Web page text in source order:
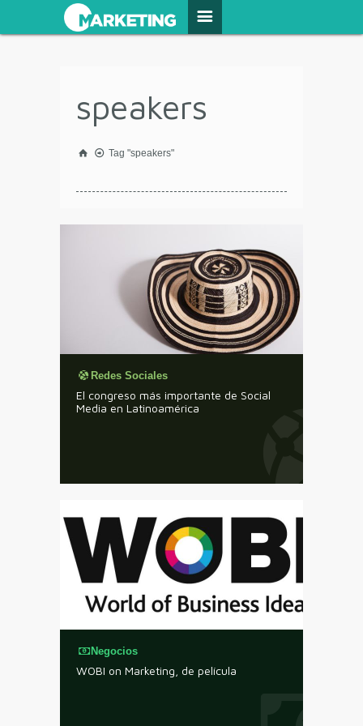
speakers
Tag "speakers"
Redes Sociales
El congreso más importante de Social
Media en Latinoamérica
Negocios
WOBI on Marketing, de película